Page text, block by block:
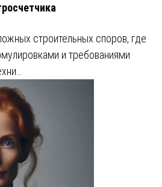
строительных споров, где
и требованиями